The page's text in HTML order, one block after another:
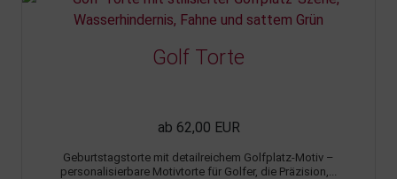
Golf Torte
ab 62,00 EUR
Geburtstagstorte mit detailreichem Golfplatz-Motiv –
personalisierbare Motivtorte für Golfer, die Präzision,...